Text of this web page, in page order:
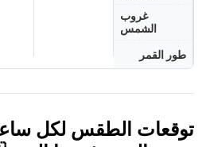
غروب
الشمس
طور القمر